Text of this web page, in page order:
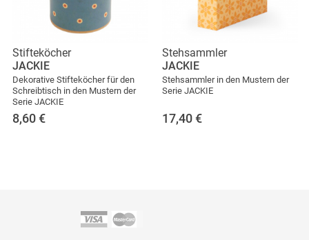
Stifteköcher
JACKIE
Dekorative Stifteköcher für den
Schreibtisch in den Mustern der
Serie JACKIE
8,60 €
Stehsammler
JACKIE
Stehsammler in den Mustern der
Serie JACKIE
17,40 €